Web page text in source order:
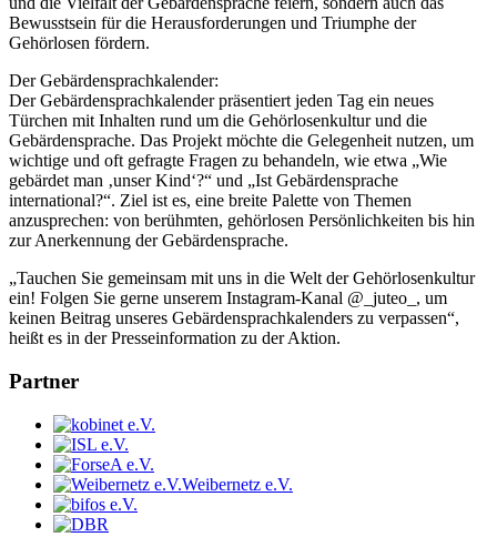
Bewusstsein für die Herausforderungen und Triumphe der
Gehörlosen fördern.
Der Gebärdensprachkalender:
Der Gebärdensprachkalender präsentiert jeden Tag ein neues
Türchen mit Inhalten rund um die Gehörlosenkultur und die
Gebärdensprache. Das Projekt möchte die Gelegenheit nutzen, um
wichtige und oft gefragte Fragen zu behandeln, wie etwa „Wie
gebärdet man ‚unser Kind‘?“ und „Ist Gebärdensprache
international?“. Ziel ist es, eine breite Palette von Themen
anzusprechen: von berühmten, gehörlosen Persönlichkeiten bis hin
zur Anerkennung der Gebärdensprache.
„Tauchen Sie gemeinsam mit uns in die Welt der Gehörlosenkultur
ein! Folgen Sie gerne unserem Instagram-Kanal @_juteo_, um
keinen Beitrag unseres Gebärdensprachkalenders zu verpassen“,
heißt es in der Presseinformation zu der Aktion.
Partner
Weibernetz e.V.